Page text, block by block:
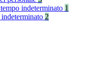
indeterminato 1
2